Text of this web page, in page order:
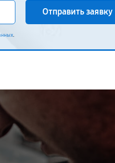
Отправить заявку
.